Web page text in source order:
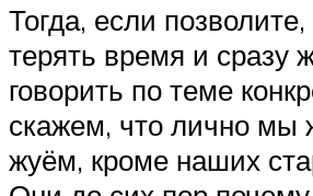
Тогда, если
терять время и сразу
говорить по теме
скажем, что лично мы
жуём, кроме наших